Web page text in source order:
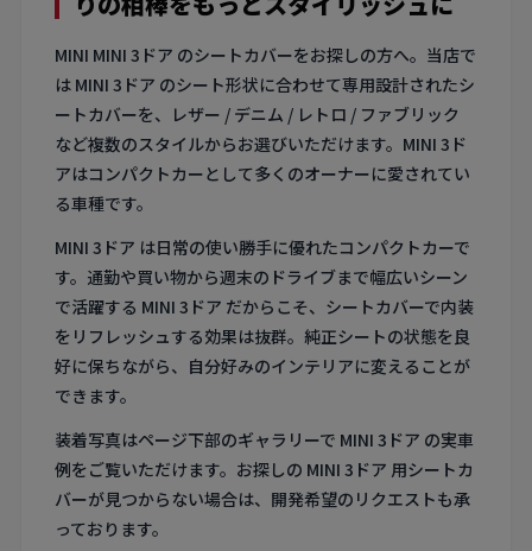
MINI MINI 3ドア のシートカバーをお探しの方へ。当店で
は MINI 3ドア のシート形状に合わせて専用設計されたシ
ートカバーを、レザー / デニム / レトロ / ファブリック
など複数のスタイルからお選びいただけます。MINI 3ド
アはコンパクトカーとして多くのオーナーに愛されてい
る車種です。
MINI 3ドア は日常の使い勝手に優れたコンパクトカーで
す。通勤や買い物から週末のドライブまで幅広いシーン
で活躍する MINI 3ドア だからこそ、シートカバーで内装
をリフレッシュする効果は抜群。純正シートの状態を良
好に保ちながら、自分好みのインテリアに変えることが
できます。
装着写真はページ下部のギャラリーで MINI 3ドア の実車
例をご覧いただけます。お探しの MINI 3ドア 用シートカ
バーが見つからない場合は、開発希望のリクエストも承
っております。